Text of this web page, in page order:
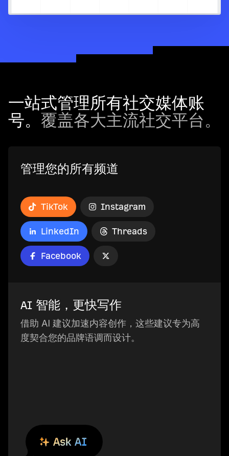
一站式管理所有社交媒体账
号。 覆盖各大主流社交平台。
管理您的所有频道
TikTok Instagram
LinkedIn Threads
Facebook
AI 智能，更快写作
借助 AI 建议加速内容创作，这些建议专为高
度契合您的品牌语调而设计。